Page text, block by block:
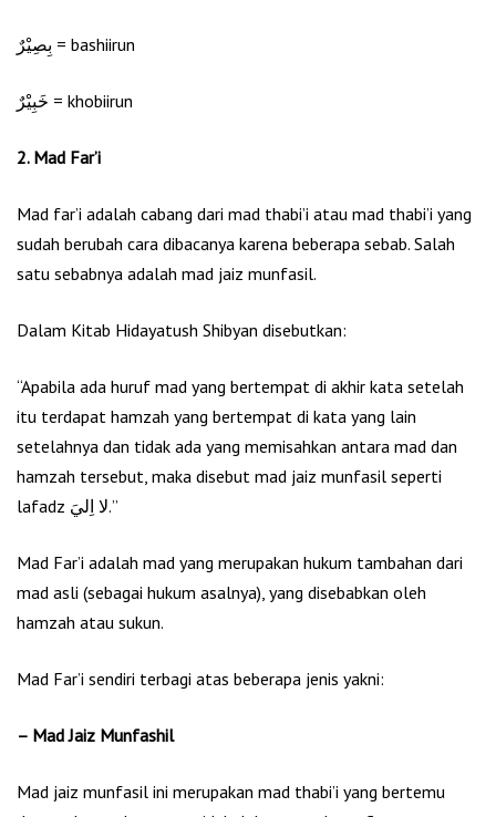
بِصِيْرٌ = bashiirun
خَبِيْرٌ = khobiirun
2. Mad Far’i
Mad far’i adalah cabang dari mad thabi’i atau mad thabi’i yang
sudah berubah cara dibacanya karena beberapa sebab. Salah
satu sebabnya adalah mad jaiz munfasil.
Dalam Kitab Hidayatush Shibyan disebutkan:
“Apabila ada huruf mad yang bertempat di akhir kata setelah
itu terdapat hamzah yang bertempat di kata yang lain
setelahnya dan tidak ada yang memisahkan antara mad dan
hamzah tersebut, maka disebut mad jaiz munfasil seperti
lafadz لا اِليَ.”
Mad Far’i adalah mad yang merupakan hukum tambahan dari
mad asli (sebagai hukum asalnya), yang disebabkan oleh
hamzah atau sukun.
Mad Far’i sendiri terbagi atas beberapa jenis yakni:
– Mad Jaiz Munfashil
Mad jaiz munfasil ini merupakan mad thabi’i yang bertemu